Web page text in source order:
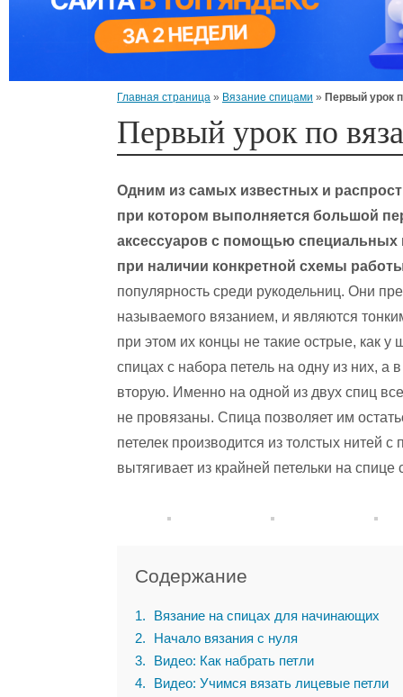
Главная страница » Вязание спицами » Первый урок
Первый урок по
Одним из самых известных и
при котором выполняется большой
аксессуаров с помощью
при наличии конкретной схемы
популярность среди рукодельниц. Они
называемого вязанием, и являются
при этом их концы не такие острые, как
спицах с набора петель на одну из них,
вторую. Именно на одной из двух спиц
не провязаны. Спица позволяет им
петелек производится из толстых нитей
вытягивает из крайней петельки на
Содержание
1
Вязание на спицах для начинающих
2
Начало вязания с нуля
3
Видео: Как набрать петли
4
Видео: Учимся вязать лицевые петли